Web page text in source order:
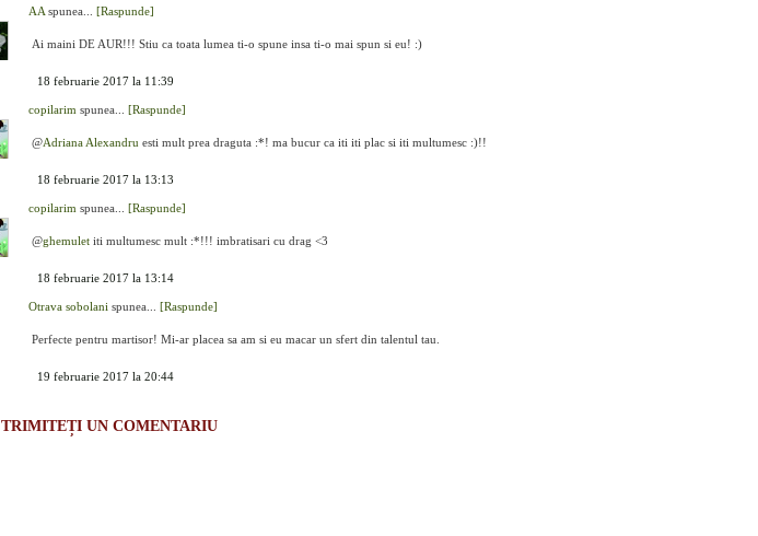
AA spunea... [Raspunde]
Ai maini DE AUR!!! Stiu ca toata lumea ti-o spune insa ti-o mai spun si eu! :)
18 februarie 2017 la 11:39
copilarim spunea... [Raspunde]
@Adriana Alexandru esti mult prea draguta :*! ma bucur ca iti iti plac si iti multumesc :)!!
18 februarie 2017 la 13:13
copilarim spunea... [Raspunde]
@ghemulet iti multumesc mult :*!!! imbratisari cu drag <3
18 februarie 2017 la 13:14
Otrava sobolani spunea... [Raspunde]
Perfecte pentru martisor! Mi-ar placea sa am si eu macar un sfert din talentul tau.
19 februarie 2017 la 20:44
TRIMITEȚI UN COMENTARIU